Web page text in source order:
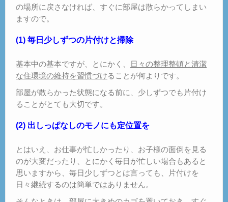
の場所に戻さなければ、すぐに部屋は散らかってしまい
ますので。
(1) 毎日少しずつの片付けと掃除
基本中の基本ですが、とにかく、
日々の整理整頓と清潔
な住環境の維持を習慣づけることが何よりです。
部屋が散らかった状態になる前に、少しずつでも片付け
ることがとても大切です。
(2) 出しっぱなしのモノにも定位置を
とはいえ、お仕事が忙しかったり、お子様の面倒を見る
のが大変だったり、とにかく毎日が忙しい場合もあると
思いますから、毎日少しずつとは言っても、片付けを
日々継続するのは簡単ではありません。